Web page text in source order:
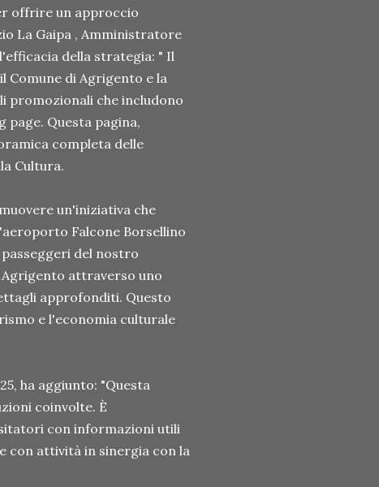
offrire un approccio
La Gaipa , Amministratore
della strategia: " Il
Comune di Agrigento e la
promozionali che includono
page. Questa pagina,
completa delle
Cultura.
un'iniziativa che
Falcone Borsellino
del nostro
attraverso uno
approfonditi. Questo
e l'economia culturale
ha aggiunto: "Questa
coinvolte. È
con informazioni utili
con attività in sinergia con la